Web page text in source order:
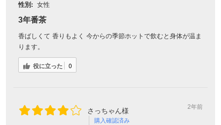
性別: 女性
3年番茶
香ばしくて 香りもよく 今からの季節ホットで飲むと身体が温ま
ります。
役に立った 0
さっちゃん様
購入確認済み
2年前